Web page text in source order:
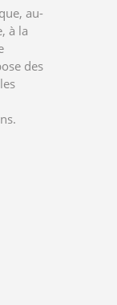
au-
à la
des